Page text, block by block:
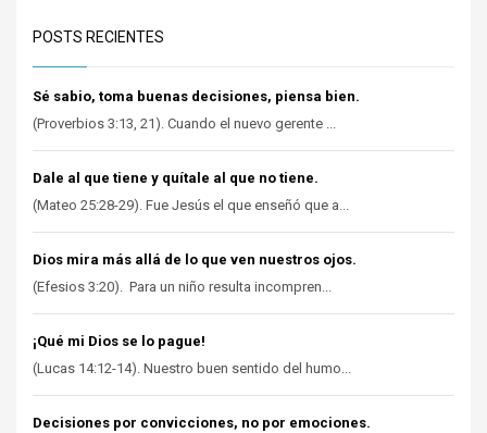
POSTS RECIENTES
Sé sabio, toma buenas decisiones, piensa bien.
(Proverbios 3:13, 21). Cuando el nuevo gerente ...
Dale al que tiene y quítale al que no tiene.
(Mateo 25:28-29). Fue Jesús el que enseñó que a...
Dios mira más allá de lo que ven nuestros ojos.
(Efesios 3:20). Para un niño resulta incompren...
¡Qué mi Dios se lo pague!
(Lucas 14:12-14). Nuestro buen sentido del humo...
Decisiones por convicciones, no por emociones.